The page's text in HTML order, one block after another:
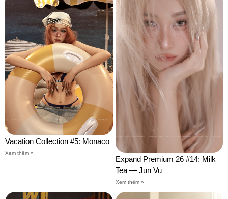
Vacation Collection #5: Monaco
Xem thêm »
Expand Premium 26 #14: Milk
Tea — Jun Vu
Xem thêm »